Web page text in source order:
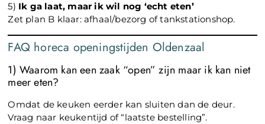
5) Ik ga laat, maar ik wil nog ‘echt eten’
Zet plan B klaar: afhaal/bezorg of tankstationshop.
FAQ horeca openingstijden Oldenzaal
1) Waarom kan een zaak “open” zijn maar ik kan niet
meer eten?
Omdat de keuken eerder kan sluiten dan de deur.
Vraag naar keukentijd of “laatste bestelling”.